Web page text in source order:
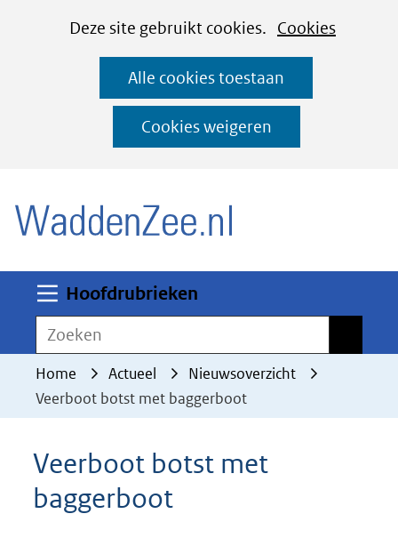
CookiesDeze site gebruikt cookies. Cookies
deze
worden
toegestaan
geweigerd.
Alle cookies toestaan
Cookies weigeren
Ga
naar
de
inhoud
Hoofdrubrieken
Zoeken
Home Actueel
Nieuwsoverzicht
Veerboot botst met baggerboot
Veerboot botst met
baggerboot